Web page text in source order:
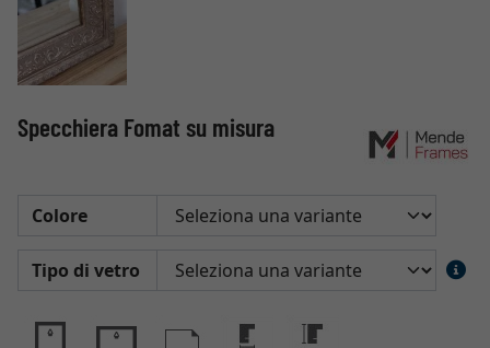
Specchiera Fomat su misura
Colore
Tipo di vetro